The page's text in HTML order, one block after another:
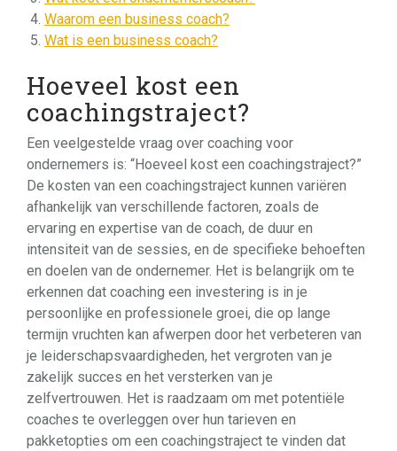
Waarom een business coach?
Wat is een business coach?
Hoeveel kost een
coachingstraject?
Een veelgestelde vraag over coaching voor
ondernemers is: “Hoeveel kost een coachingstraject?”
De kosten van een coachingstraject kunnen variëren
afhankelijk van verschillende factoren, zoals de
ervaring en expertise van de coach, de duur en
intensiteit van de sessies, en de specifieke behoeften
en doelen van de ondernemer. Het is belangrijk om te
erkennen dat coaching een investering is in je
persoonlijke en professionele groei, die op lange
termijn vruchten kan afwerpen door het verbeteren van
je leiderschapsvaardigheden, het vergroten van je
zakelijk succes en het versterken van je
zelfvertrouwen. Het is raadzaam om met potentiële
coaches te overleggen over hun tarieven en
pakketopties om een coachingstraject te vinden dat